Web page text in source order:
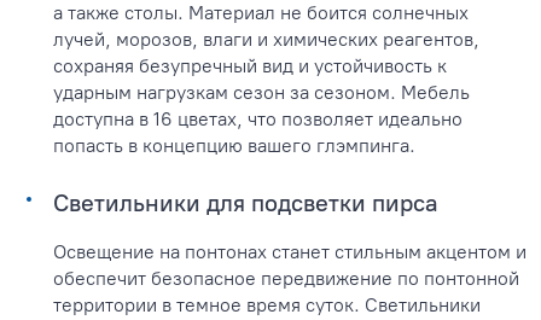
а также столы. Материал не боится солнечных
лучей, морозов, влаги и химических реагентов,
сохраняя безупречный вид и устойчивость к
ударным нагрузкам сезон за сезоном. Мебель
доступна в 16 цветах, что позволяет идеально
попасть в концепцию вашего глэмпинга.
Светильники для подсветки пирса
Освещение на понтонах станет стильным акцентом и
обеспечит безопасное передвижение по понтонной
территории в темное время суток. Светильники